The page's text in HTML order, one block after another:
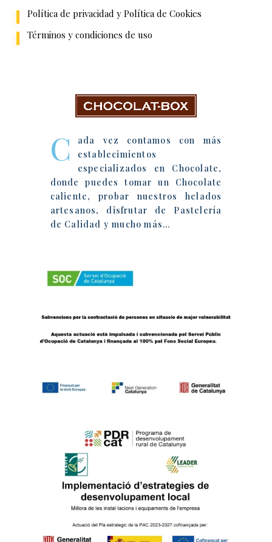
Política de privacidad y Política de Cookies
Términos y condiciones de uso
C
ada vez contamos con más
establecimientos
especializados en Chocolate,
donde puedes tomar un Chocolate
caliente, probar nuestros helados
artesanos, disfrutar de Pastelería
de Calidad y mucho más…